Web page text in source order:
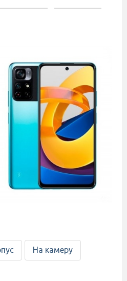
На камеру